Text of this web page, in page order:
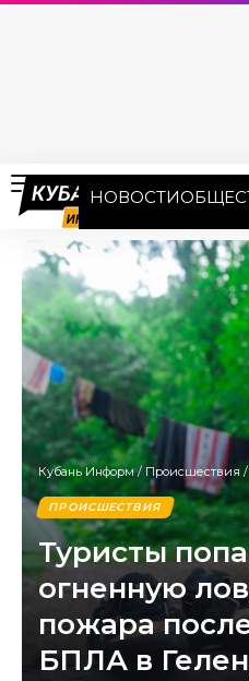
НОВОСТИ
Кубань Информ/ Происшествия /
ПРОИСШЕСТВИЯ
Туристы
огненную
пожара
БПЛА в